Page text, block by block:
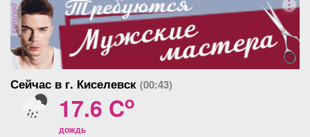
реклама
Сейчас в г. Киселевск (00:43)
17.6 Co
дождь